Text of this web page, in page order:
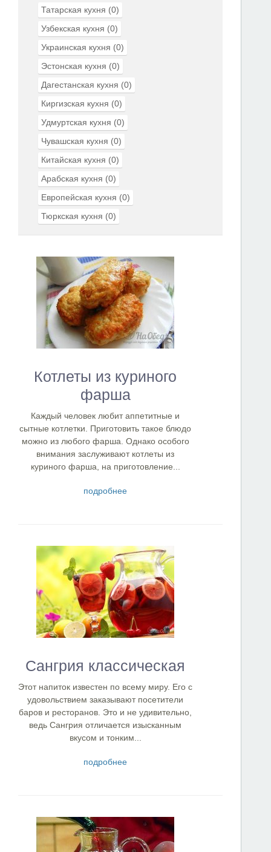
Татарская кухня (0)
Узбекская кухня (0)
Украинская кухня (0)
Эстонская кухня (0)
Дагестанская кухня (0)
Киргизская кухня (0)
Удмуртская кухня (0)
Чувашская кухня (0)
Китайская кухня (0)
Арабская кухня (0)
Европейская кухня (0)
Тюркская кухня (0)
Котлеты из куриного
фарша
Каждый человек любит аппетитные и
сытные котлетки. Приготовить такое блюдо
можно из любого фарша. Однако особого
внимания заслуживают котлеты из
куриного фарша, на приготовление...
подробнее
Сангрия классическая
Этот напиток известен по всему миру. Его с
удовольствием заказывают посетители
баров и ресторанов. Это и не удивительно,
ведь Сангрия отличается изысканным
вкусом и тонким...
подробнее